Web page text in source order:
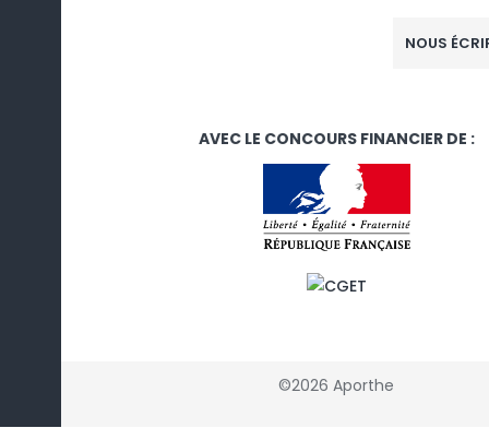
NOUS
AVEC LE CONCOURS FINANCIER DE :
©2026 Aporthe